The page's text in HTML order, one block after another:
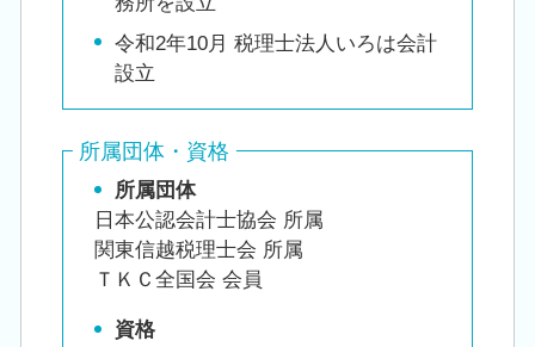
令和2年10月 税理士法人いろは会計
設立
所属団体・資格
所属団体
日本公認会計士協会 所属
関東信越税理士会 所属
ＴＫＣ全国会 会員
資格